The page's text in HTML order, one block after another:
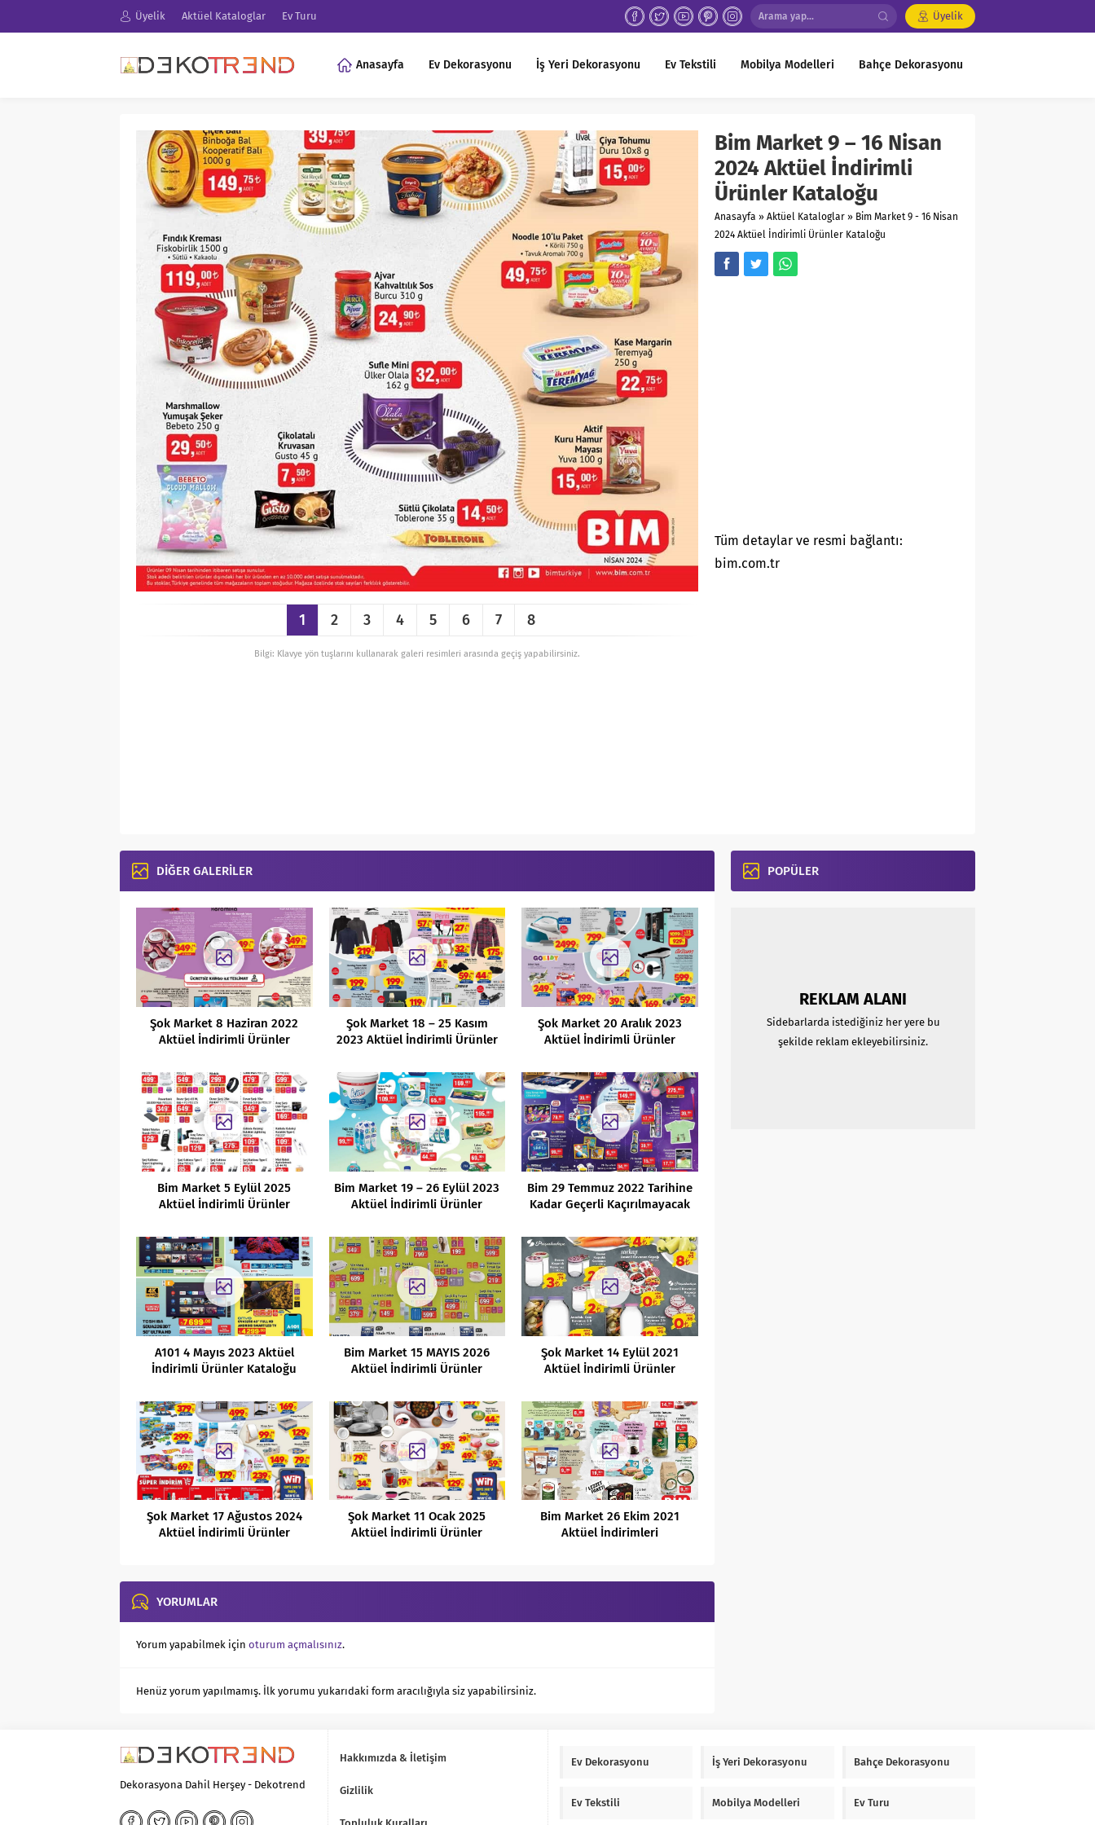
Üyelik Aktüel Kataloglar Ev Turu Üyelik
Anasayfa Ev Dekorasyonu İş Yeri Dekorasyonu Ev Tekstili Mobilya Modelleri Bahçe Dekorasyonu
1 2 3 4 5 6 7 8
Bilgi: Klavye yön tuşlarını kullanarak galeri resimleri arasında geçiş yapabilirsiniz.
Bim Market 9 – 16 Nisan
2024 Aktüel İndirimli
Ürünler Kataloğu
Anasayfa » Aktüel Kataloglar » Bim Market 9 - 16 Nisan
2024 Aktüel İndirimli Ürünler Kataloğu
Tüm detaylar ve resmi bağlantı:
bim.com.tr
DİĞER GALERİLER
Şok Market 8 Haziran 2022
Aktüel İndirimli Ürünler
Şok Market 18 – 25 Kasım
2023 Aktüel İndirimli Ürünler
Şok Market 20 Aralık 2023
Aktüel İndirimli Ürünler
Bim Market 5 Eylül 2025
Aktüel İndirimli Ürünler
Bim Market 19 – 26 Eylül 2023
Aktüel İndirimli Ürünler
Bim 29 Temmuz 2022 Tarihine
Kadar Geçerli Kaçırılmayacak
A101 4 Mayıs 2023 Aktüel
İndirimli Ürünler Kataloğu
Bim Market 15 MAYIS 2026
Aktüel İndirimli Ürünler
Şok Market 14 Eylül 2021
Aktüel İndirimli Ürünler
Şok Market 17 Ağustos 2024
Aktüel İndirimli Ürünler
Şok Market 11 Ocak 2025
Aktüel İndirimli Ürünler
Bim Market 26 Ekim 2021
Aktüel İndirimleri
YORUMLAR
Yorum yapabilmek için oturum açmalısınız.
Henüz yorum yapılmamış. İlk yorumu yukarıdaki form aracılığıyla siz yapabilirsiniz.
POPÜLER
REKLAM ALANI
Sidebarlarda istediğiniz her yere bu
şekilde reklam ekleyebilirsiniz.
Dekorasyona Dahil Herşey - Dekotrend
Hakkımızda & İletişim
Gizlilik
Ev Dekorasyonu İş Yeri Dekorasyonu Bahçe Dekorasyonu
Ev Tekstili Mobilya Modelleri Ev Turu